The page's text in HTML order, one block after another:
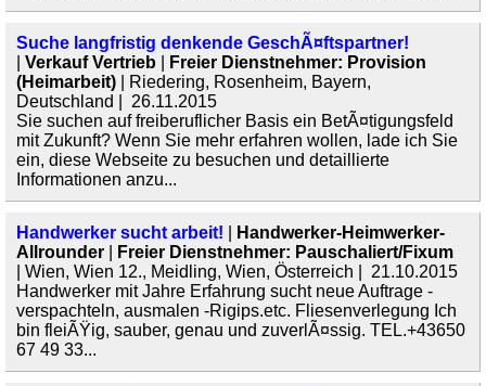
Suche langfristig denkende GeschÃ¤ftspartner!
Verkauf Vertrieb
Freier Dienstnehmer: Provision
(Heimarbeit) | Riedering, Rosenheim, Bayern,
Deutschland | 26.11.2015
Sie suchen auf freiberuflicher Basis ein BetÃ¤tigungsfeld
mit Zukunft? Wenn Sie mehr erfahren wollen, lade ich Sie
ein, diese Webseite zu besuchen und detaillierte
Informationen anzu...
Handwerker sucht arbeit!
Handwerker-Heimwerker-
Allrounder
Freier Dienstnehmer: Pauschaliert/Fixum
| Wien, Wien 12., Meidling, Wien, Österreich | 21.10.2015
Handwerker mit Jahre Erfahrung sucht neue Auftrage -
verspachteln, ausmalen -Rigips.etc. Fliesenverlegung Ich
bin fleiÃŸig, sauber, genau und zuverlÃ¤ssig. TEL.+43650
67 49 33...